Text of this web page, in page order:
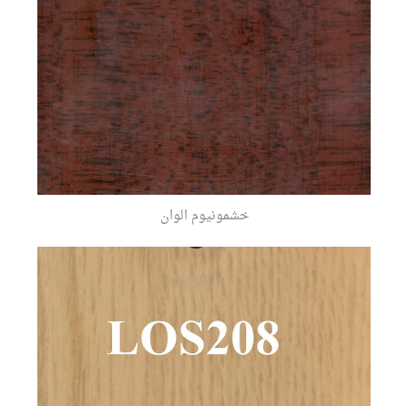
خشمونيوم الوان